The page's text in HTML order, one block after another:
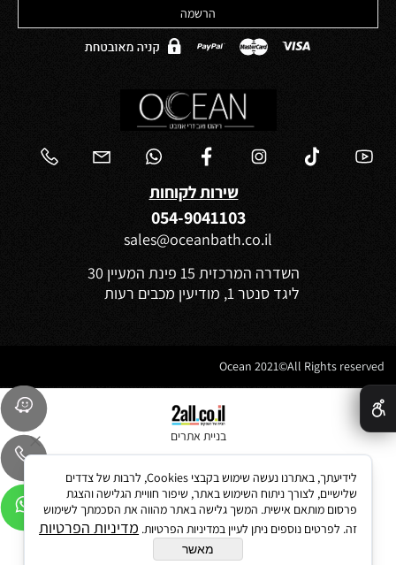
שירות לקוחות
054-9041103
sales@oceanbath.co.il
השדרה המרכזית 15 פינת המעיין 30
ליגד סנטר 1, מודיעין מכבים רעות
בניית אתרים
לידיעתך, באתרנו נעשה שימוש בקבצי Cookies, לרבות של צדדים
שלישיים, לצורך ניתוח השימוש באתר, שיפור חוויית הגלישה והצגת
פרסום מותאם אישית. המשך גלישה באתר מהווה את הסכמתך לשימוש
זה. לפרטים נוספים ניתן לעיין במדיניות הפרטיות. מדיניות הפרטיות
מאשר